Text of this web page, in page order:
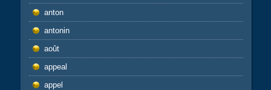
anton
antonin
août
appeal
appel